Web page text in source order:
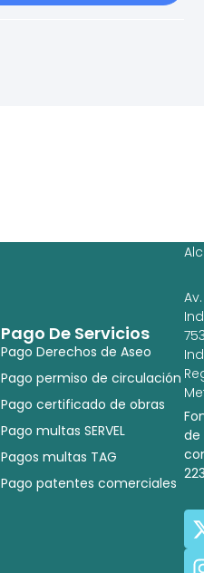
Pago De Servicios
Pago Derechos de Aseo
Pago permiso de circulación
Pago certificado de obras
Pago multas SERVEL
Pagos multas TAG
Pago patentes comerciales
Av.
de